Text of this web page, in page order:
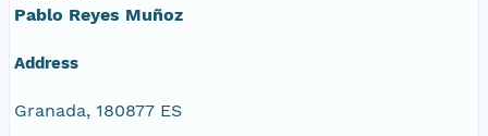
Pablo Reyes Muñoz
Address
Granada, 180877 ES